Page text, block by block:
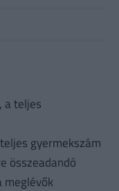
a teljes
gyermekszám
összeadandó
meglévők